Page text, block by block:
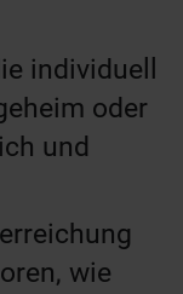
individuell
oder
und
wie